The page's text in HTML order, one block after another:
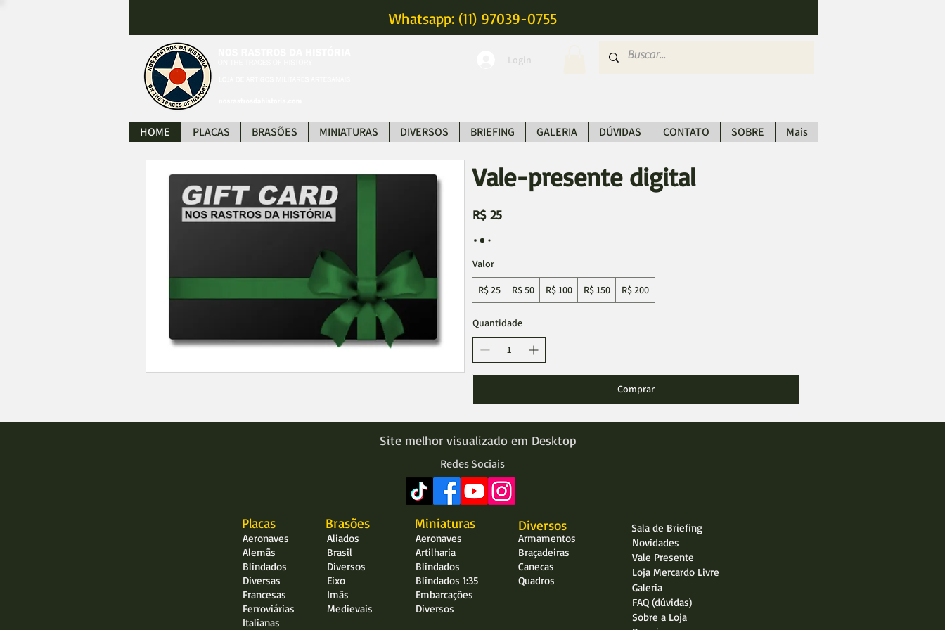
Whatsapp: (11) 97039-0755
Login
HOME PLACAS BRASÕES MINIATURAS DIVERSOS BRIEFING GALERIA DÚVIDAS CONTATO SOBRE Mais
Vale-presente digital
R$ 25
Valor
R$ 25 R$ 50 R$ 100 R$ 150 R$ 200
Quantidade
Comprar
Site melhor visualizado em Desktop
Redes Sociais
Placas Brasões Miniaturas Diversos
Sala de Briefing
Novidades
Vale Presente
Loja Mercardo Livre
Galeria
FAQ (dúvidas)
Sobre a Loja
Aliados
Brasil
Diversos
Eixo
Imãs
Medievais
Aeronaves
Artilharia
Blindados
Blindados 1:35
Embarcações
Diversos
Aeronaves
Alemãs
Blindados
Diversas
Francesas
Ferroviárias
Italianas
Armamentos
Braçadeiras
Canecas
Quadros